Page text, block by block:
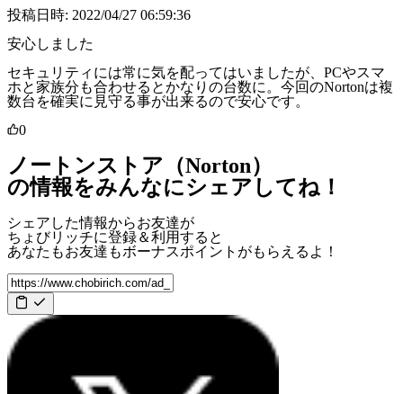
投稿日時: 2022/04/27 06:59:36
安心しました
セキュリティには常に気を配ってはいましたが、PCやスマ
ホと家族分も合わせるとかなりの台数に。今回のNortonは複
数台を確実に見守る事が出来るので安心です。
0
ノートンストア（Norton）
の情報をみんなにシェアしてね！
シェアした情報からお友達が
ちょびリッチに登録＆利用すると
あなたもお友達もボーナスポイント がもらえるよ！